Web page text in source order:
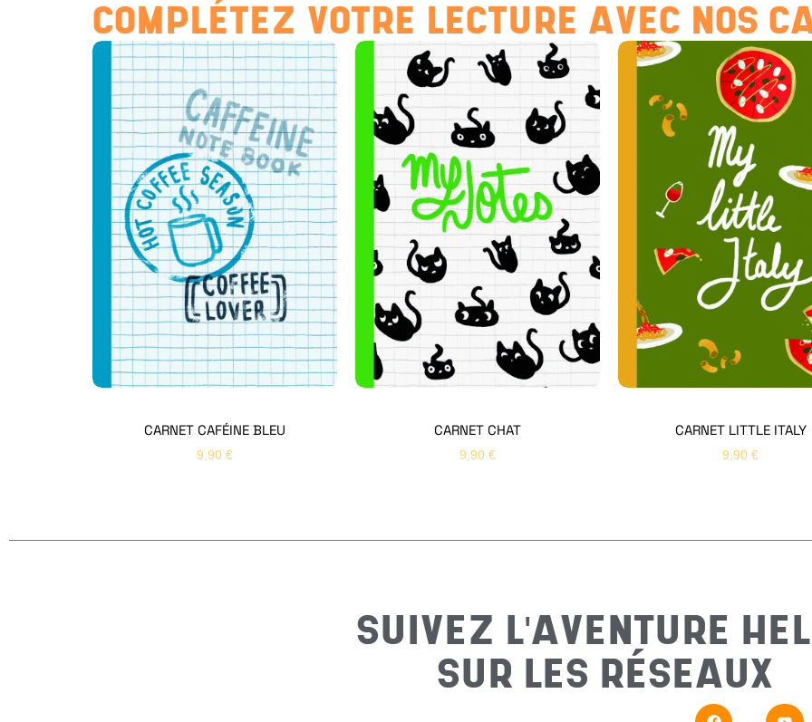
COMPLÉTEZ VOTRE LECTURE AVEC NOS
CARNET CAFÉINE BLEU
9,90 €
CARNET CHAT
9,90 €
CARNET LITTLE ITALY
9,90 €
SUIVEZ L'AVENTURE
SUR LES RÉSEAUX